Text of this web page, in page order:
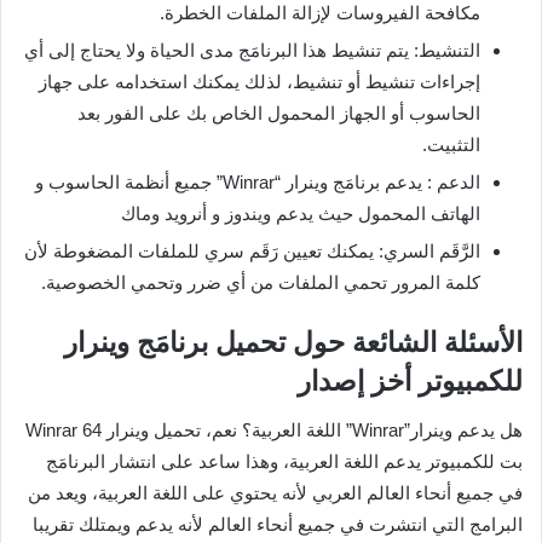
مكافحة الفيروسات لإزالة الملفات الخطرة.
التنشيط: يتم تنشيط هذا البرنامَج مدى الحياة ولا يحتاج إلى أي
إجراءات تنشيط أو تنشيط، لذلك يمكنك استخدامه على جهاز
الحاسوب أو الجهاز المحمول الخاص بك على الفور بعد
التثبيت.
الدعم : يدعم برنامَج وينرار “Winrar” جميع أنظمة الحاسوب و
الهاتف المحمول حيث يدعم ويندوز و أنرويد وماك
الرَّقَم السري: يمكنك تعيين رَقَم سري للملفات المضغوطة لأن
كلمة المرور تحمي الملفات من أي ضرر وتحمي الخصوصية.
الأسئلة الشائعة حول تحميل برنامَج وينرار
للكمبيوتر أخز إصدار
هل يدعم وينرار”Winrar” اللغة العربية؟ نعم، تحميل وينرار Winrar 64
بت للكمبيوتر يدعم اللغة العربية، وهذا ساعد على انتشار البرنامَج
في جميع أنحاء العالم العربي لأنه يحتوي على اللغة العربية، ويعد من
البرامج التي انتشرت في جميع أنحاء العالم لأنه يدعم ويمتلك تقريبا